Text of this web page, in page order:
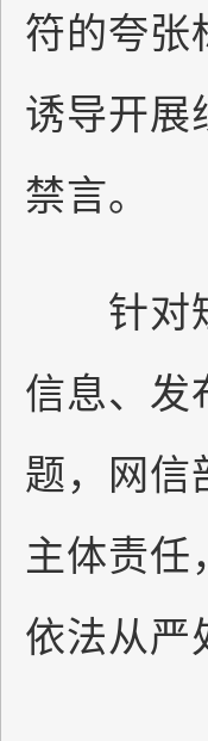
符的夸张
诱导开展
禁言。
针对短
信息、发
题，网信
主体责任
依法从严